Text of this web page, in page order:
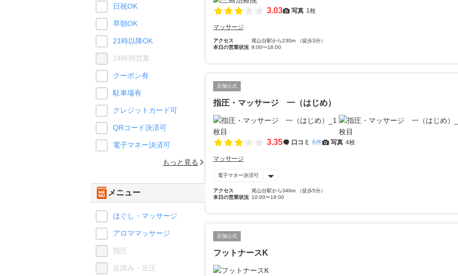
3.03 写真 1枚
マッサージ
アクセス
尾山台駅から230m （徒歩3分）
本日の営業状況 9:00〜18:00
店舗公式
指圧・マッサージ 一（はじめ）
3.35 口コミ 6件 写真 4枚
マッサージ
電子マネー決済可
アクセス
尾山台駅から340m （徒歩5分）
本日の営業状況 10:00〜19:00
店舗公式
フットナースK
日祝OK
早朝OK
21時以降OK
24時間営業
クーポン有
駐車場有
クレジットカード可
QRコード決済可
電子マネー決済可
もっと見る
メニュー
ほぐし・マッサージ
アロママッサージ
指圧
足踏み・足圧